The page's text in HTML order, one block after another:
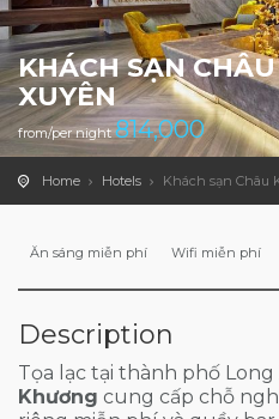
KHÁCH SẠN
XUYÊN
from/per night814,000
Home Hotels Khách sạn Châu
Ăn sáng miễn phí Wifi miễn phí
Description
Tọa lạc tại thành phố Long
Khương cung cấp chỗ